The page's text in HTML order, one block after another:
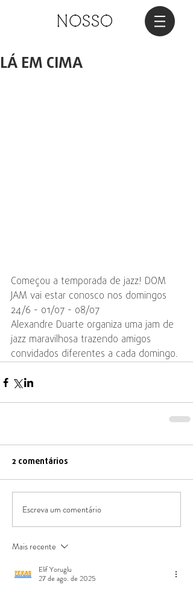
LÁ EM CIMA
Começou a temporada de jazz! DOM
JAM vai estar conosco nos domingos
24/6 - 01/07 - 08/07
Alexandre Duarte organiza uma jam de
jazz maravilhosa trazendo amigos
convidados diferentes a cada domingo.
2 comentários
Escreva um comentário
Mais recente
Elif Yoruglu
27 de ago. de 2025